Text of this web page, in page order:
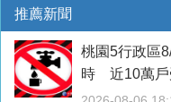
推薦新聞
桃園5行政區
時 近10萬戶